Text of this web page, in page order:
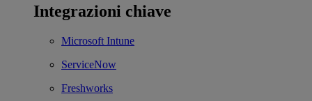
Integrazioni chiave
Microsoft Intune
ServiceNow
Freshworks